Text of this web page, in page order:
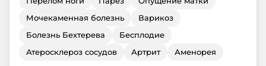
Мочекаменная болезнь
Варикоз
Болезнь Бехтерева
Бесплодие
Атеросклероз сосудов
Артрит Аменорея